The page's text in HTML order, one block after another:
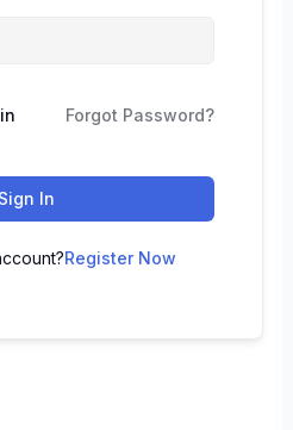
Forgot Password?
Sign In
Register Now